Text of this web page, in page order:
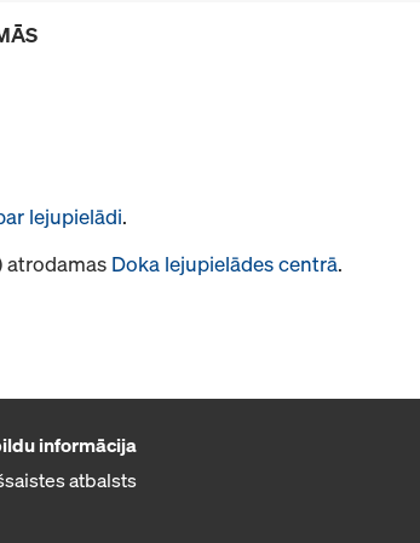
lejupielādi.
atrodamas Doka lejupielādes centrā.
informācija
atbalsts